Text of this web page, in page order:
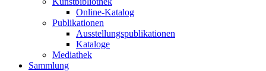
Online-Katalog
Publikationen
Ausstellungspublikationen
Kataloge
Mediathek
Sammlung